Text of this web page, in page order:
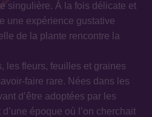
singulière. À la fois délicate et
une expérience gustative
de la plante rencontre la
les fleurs, feuilles et graines
faire rare. Nées dans les
d’être adoptées par les
époque où l’on cherchait